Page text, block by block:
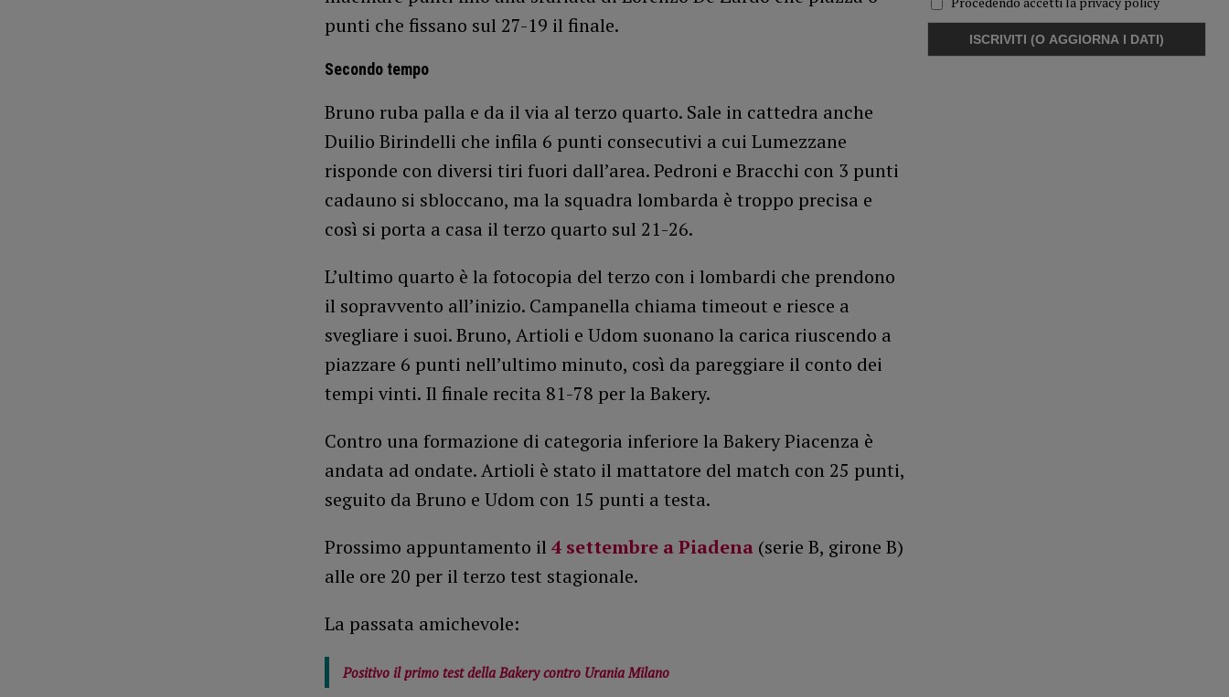
punti che fissano sul 27-19 il finale.
Secondo tempo
Bruno ruba palla e da il via al terzo quarto. Sale in cattedra anche
Duilio Birindelli che infila 6 punti consecutivi a cui Lumezzane
risponde con diversi tiri fuori dall’area. Pedroni e Bracchi con 3 punti
cadauno si sbloccano, ma la squadra lombarda è troppo precisa e
così si porta a casa il terzo quarto sul 21-26.
L’ultimo quarto è la fotocopia del terzo con i lombardi che prendono
il sopravvento all’inizio. Campanella chiama timeout e riesce a
svegliare i suoi. Bruno, Artioli e Udom suonano la carica riuscendo a
piazzare 6 punti nell’ultimo minuto, così da pareggiare il conto dei
tempi vinti. Il finale recita 81-78 per la Bakery.
Contro una formazione di categoria inferiore la Bakery Piacenza è
andata ad ondate. Artioli è stato il mattatore del match con 25 punti,
seguito da Bruno e Udom con 15 punti a testa.
Prossimo appuntamento il 4 settembre a Piadena(serie B, girone B)
alle ore 20 per il terzo test stagionale.
La passata amichevole:
Positivo il primo test della Bakery contro Urania Milano